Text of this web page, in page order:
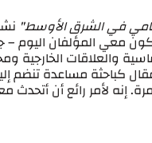
في الشرق الأوسط"
معي المؤلفان اليوم –
والعلاقات
كباحثة مساعدة تنضم
إنه لأمر رائع أن أتحدث